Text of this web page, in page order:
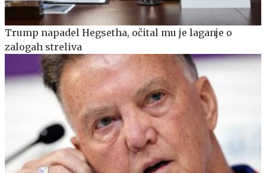
Trump napadel Hegsetha, očital mu je laganje o
zalogah streliva